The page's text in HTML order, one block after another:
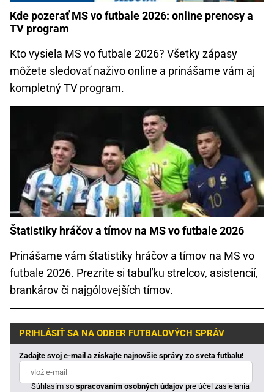
Kde pozerať MS vo futbale 2026: online prenosy a
TV program
Kto vysiela MS vo futbale 2026? Všetky zápasy
môžete sledovať naživo online a prinášame vám aj
kompletný TV program.
Štatistiky hráčov a tímov na MS vo futbale 2026
Prinášame vám štatistiky hráčov a tímov na MS vo
futbale 2026. Prezrite si tabuľku strelcov, asistencií,
brankárov či najgólovejších tímov.
PRIHLÁSIŤ SA NA ODBER FUTBALOVÝCH SPRÁV
Zadajte svoj e-mail a získajte najnovšie správy zo sveta futbalu!
Súhlasím sospracovaním osobných údajovpre účel zasielania